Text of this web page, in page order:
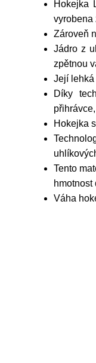
Hokejka
vyrobena
Zároveň
Jádro z
zpětnou
Její lehká
Díky
Hokejka
Tento
hmotnost
Váha